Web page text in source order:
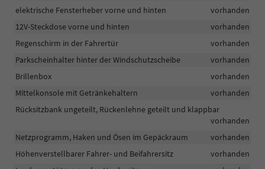
elektrische Fensterheber vorne und hinten
vorhanden
12V-Steckdose vorne und hinten
vorhanden
Regenschirm in der Fahrertür
vorhanden
Parkscheinhalter hinter der Windschutzscheibe
vorhanden
Brillenbox
vorhanden
Mittelkonsole mit Getränkehaltern
vorhanden
Rücksitzbank ungeteilt, Rückenlehne geteilt und klappbar
vorhanden
Netzprogramm, Haken und Ösen im Gepäckraum
vorhanden
Höhenverstellbarer Fahrer- und Beifahrersitz
vorhanden